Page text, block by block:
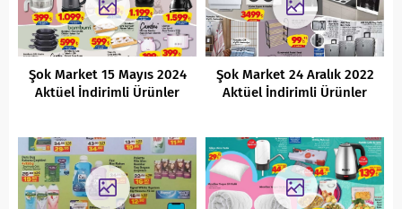
Şok Market 15 Mayıs 2024
Aktüel İndirimli Ürünler
Şok Market 24 Aralık 2022
Aktüel İndirimli Ürünler